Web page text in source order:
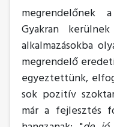
Gyakran
alkalmazásokba
megrendelő
egyeztettünk,
sok pozitív
már a fejlesztés